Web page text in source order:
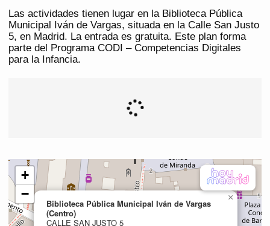
Las actividades tienen lugar en la Biblioteca Pública
Municipal Iván de Vargas, situada en la Calle San Justo
5, en Madrid. La entrada es gratuita. Este plan forma
parte del Programa CODI – Competencias Digitales
para la Infancia.